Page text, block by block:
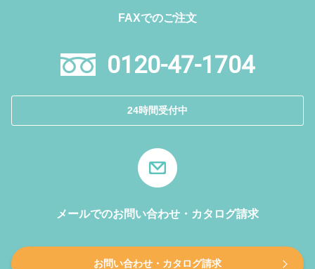
FAXでのご注文
0120-47-1704
24時間受付中
メールでのお問い合わせ・カタログ請求
お問い合わせ・カタログ請求